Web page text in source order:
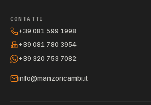
CONTATTI
+39 081 599 1998
+39 081 780 3954
+39 320 753 7082
info@manzoricambi.it